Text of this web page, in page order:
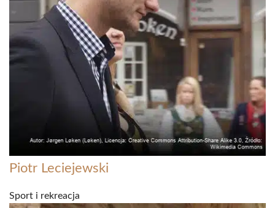
Piotr Leciejewski
Sport i rekreacja